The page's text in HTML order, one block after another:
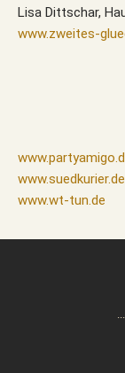
Lisa Dittschar,
www.zweites-
www.suedkurier.de
www.wt-tun.de